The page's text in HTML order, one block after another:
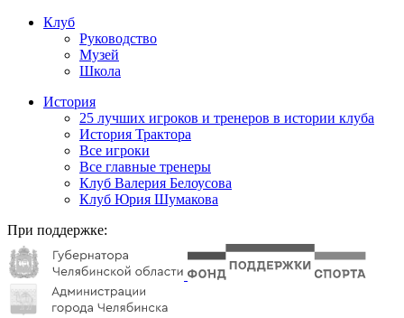
Клуб
Руководство
Музей
Школа
История
25 лучших игроков и тренеров в истории клуба
История Трактора
Все игроки
Все главные тренеры
Клуб Валерия Белоусова
Клуб Юрия Шумакова
При поддержке: